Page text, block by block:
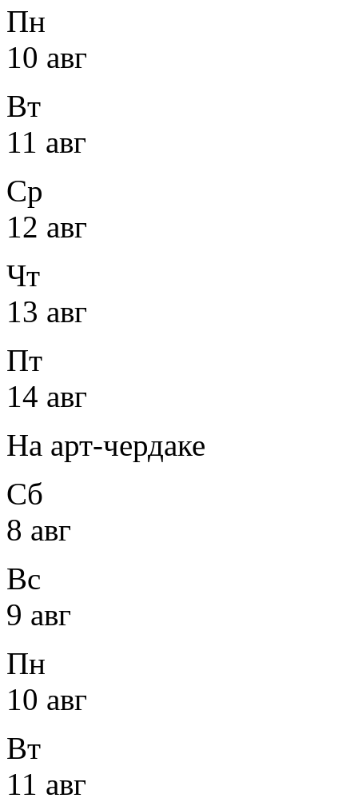
Пн
10 авг
Вт
11 авг
Ср
12 авг
Чт
13 авг
Пт
14 авг
На арт-чердаке
Сб
8 авг
Вс
9 авг
Пн
10 авг
Вт
11 авг